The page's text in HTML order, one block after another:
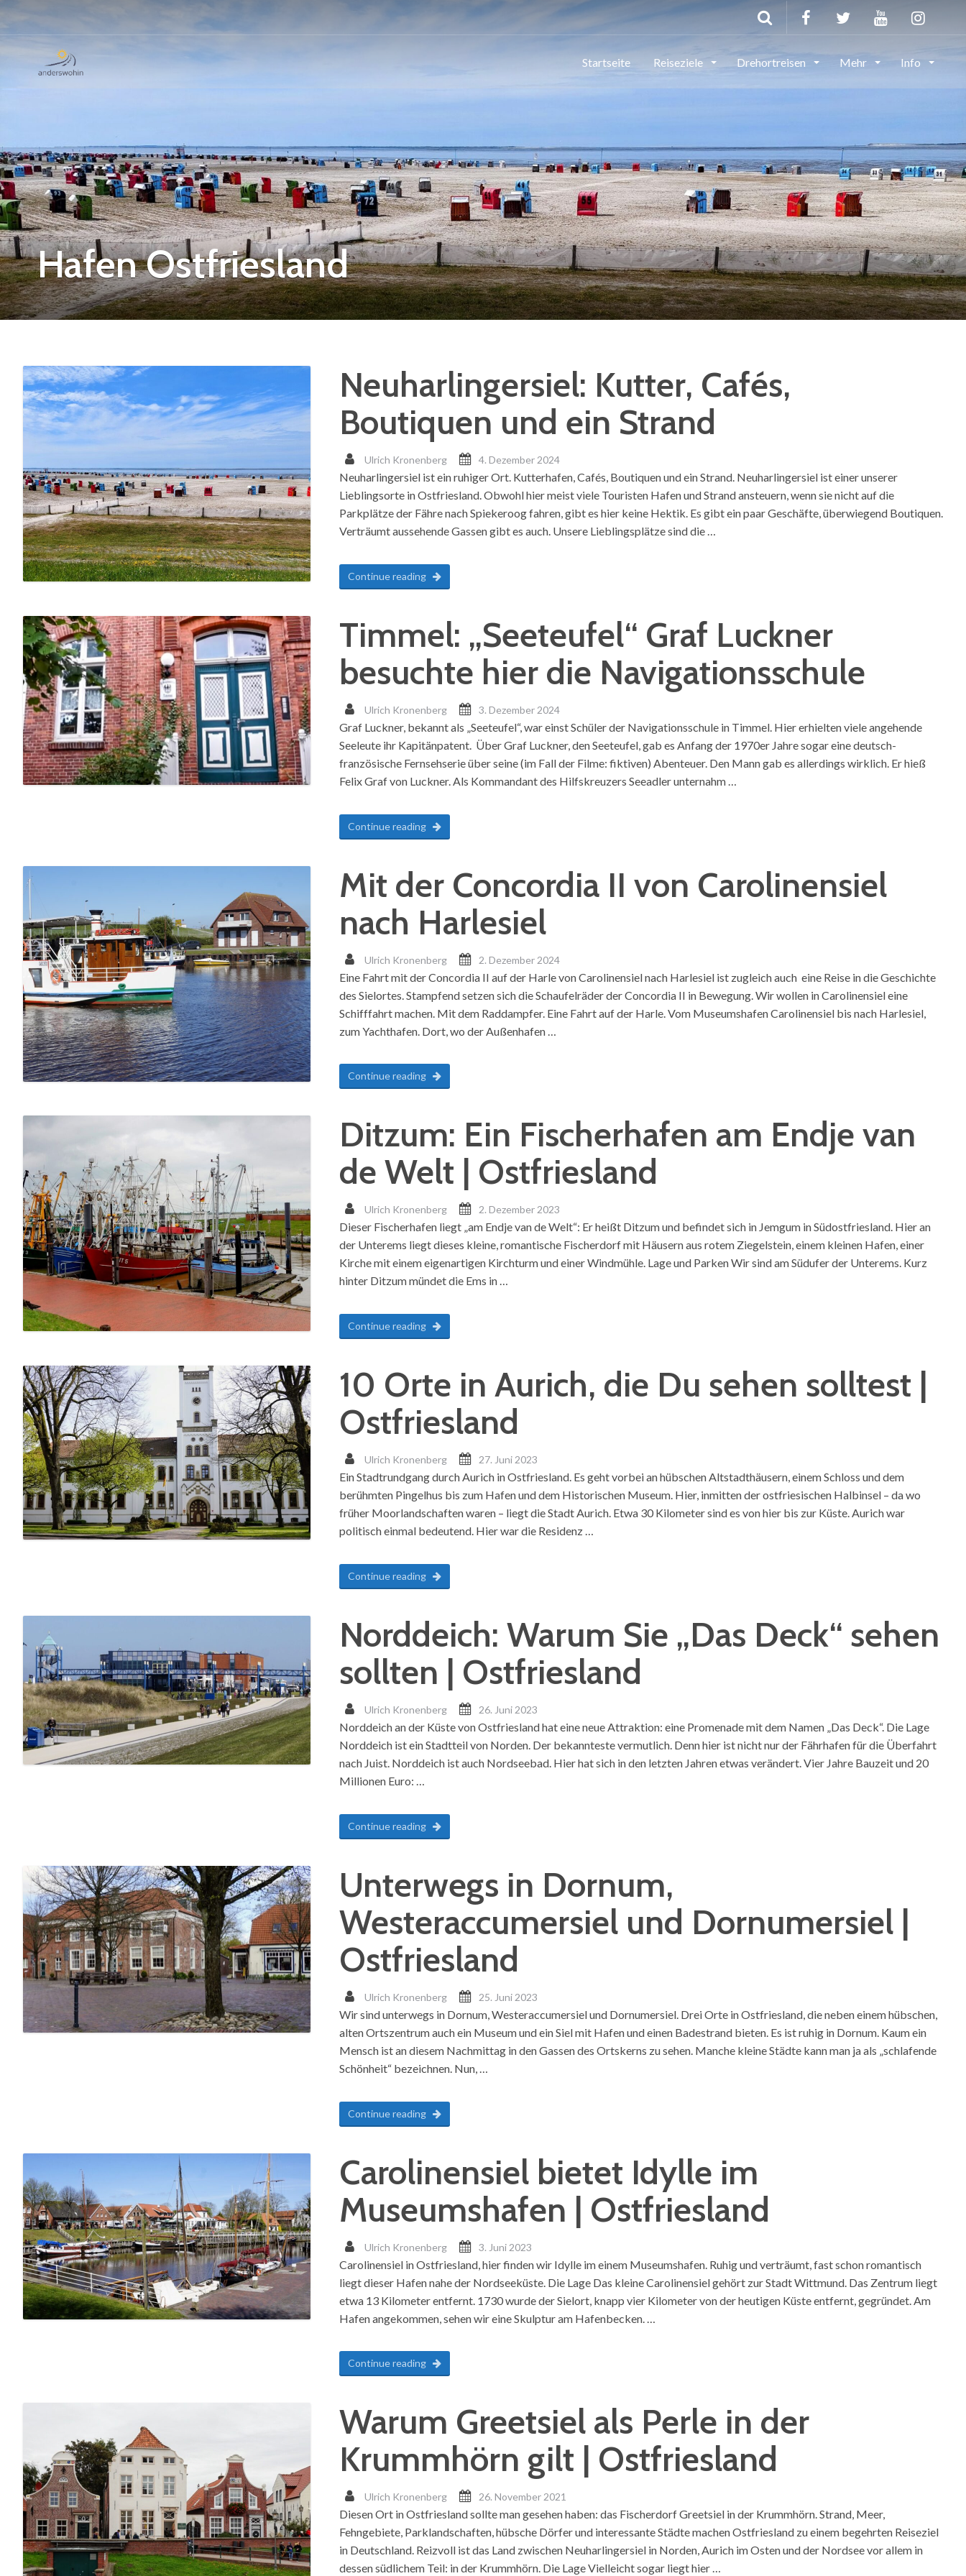
Startseite Reiseziele Drehortreisen Mehr Info
Hafen Ostfriesland
Neuharlingersiel: Kutter, Cafés,
Boutiquen und ein Strand
Ulrich Kronenberg 4. Dezember 2024
Neuharlingersiel ist ein ruhiger Ort. Kutterhafen, Cafés, Boutiquen und ein Strand. Neuharlingersiel ist einer unserer
Lieblingsorte in Ostfriesland. Obwohl hier meist viele Touristen Hafen und Strand ansteuern, wenn sie nicht auf die
Parkplätze der Fähre nach Spiekeroog fahren, gibt es hier keine Hektik. Es gibt ein paar Geschäfte, überwiegend Boutiquen.
Verträumt aussehende Gassen gibt es auch. Unsere Lieblingsplätze sind die …
Continue reading
Timmel: „Seeteufel“ Graf Luckner
besuchte hier die Navigationsschule
Ulrich Kronenberg 3. Dezember 2024
Graf Luckner, bekannt als „Seeteufel“, war einst Schüler der Navigationsschule in Timmel. Hier erhielten viele angehende
Seeleute ihr Kapitänpatent. Über Graf Luckner, den Seeteufel, gab es Anfang der 1970er Jahre sogar eine deutsch-
französische Fernsehserie über seine (im Fall der Filme: fiktiven) Abenteuer. Den Mann gab es allerdings wirklich. Er hieß
Felix Graf von Luckner. Als Kommandant des Hilfskreuzers Seeadler unternahm …
Continue reading
Mit der Concordia II von Carolinensiel
nach Harlesiel
Ulrich Kronenberg 2. Dezember 2024
Eine Fahrt mit der Concordia II auf der Harle von Carolinensiel nach Harlesiel ist zugleich auch eine Reise in die Geschichte
des Sielortes. Stampfend setzen sich die Schaufelräder der Concordia II in Bewegung. Wir wollen in Carolinensiel eine
Schifffahrt machen. Mit dem Raddampfer. Eine Fahrt auf der Harle. Vom Museumshafen Carolinensiel bis nach Harlesiel,
zum Yachthafen. Dort, wo der Außenhafen …
Continue reading
Ditzum: Ein Fischerhafen am Endje van
de Welt | Ostfriesland
Ulrich Kronenberg 2. Dezember 2023
Dieser Fischerhafen liegt „am Endje van de Welt“: Er heißt Ditzum und befindet sich in Jemgum in Südostfriesland. Hier an
der Unterems liegt dieses kleine, romantische Fischerdorf mit Häusern aus rotem Ziegelstein, einem kleinen Hafen, einer
Kirche mit einem eigenartigen Kirchturm und einer Windmühle. Lage und Parken Wir sind am Südufer der Unterems. Kurz
hinter Ditzum mündet die Ems in …
Continue reading
10 Orte in Aurich, die Du sehen solltest |
Ostfriesland
Ulrich Kronenberg 27. Juni 2023
Ein Stadtrundgang durch Aurich in Ostfriesland. Es geht vorbei an hübschen Altstadthäusern, einem Schloss und dem
berühmten Pingelhus bis zum Hafen und dem Historischen Museum. Hier, inmitten der ostfriesischen Halbinsel – da wo
früher Moorlandschaften waren – liegt die Stadt Aurich. Etwa 30 Kilometer sind es von hier bis zur Küste. Aurich war
politisch einmal bedeutend. Hier war die Residenz …
Continue reading
Norddeich: Warum Sie „Das Deck“ sehen
sollten | Ostfriesland
Ulrich Kronenberg 26. Juni 2023
Norddeich an der Küste von Ostfriesland hat eine neue Attraktion: eine Promenade mit dem Namen „Das Deck“. Die Lage
Norddeich ist ein Stadtteil von Norden. Der bekannteste vermutlich. Denn hier ist nicht nur der Fährhafen für die Überfahrt
nach Juist. Norddeich ist auch Nordseebad. Hier hat sich in den letzten Jahren etwas verändert. Vier Jahre Bauzeit und 20
Millionen Euro: …
Continue reading
Unterwegs in Dornum,
Westeraccumersiel und Dornumersiel |
Ostfriesland
Ulrich Kronenberg 25. Juni 2023
Wir sind unterwegs in Dornum, Westeraccumersiel und Dornumersiel. Drei Orte in Ostfriesland, die neben einem hübschen,
alten Ortszentrum auch ein Museum und ein Siel mit Hafen und einen Badestrand bieten. Es ist ruhig in Dornum. Kaum ein
Mensch ist an diesem Nachmittag in den Gassen des Ortskerns zu sehen. Manche kleine Städte kann man ja als „schlafende
Schönheit“ bezeichnen. Nun, …
Continue reading
Carolinensiel bietet Idylle im
Museumshafen | Ostfriesland
Ulrich Kronenberg 3. Juni 2023
Carolinensiel in Ostfriesland, hier finden wir Idylle im einem Museumshafen. Ruhig und verträumt, fast schon romantisch
liegt dieser Hafen nahe der Nordseeküste. Die Lage Das kleine Carolinensiel gehört zur Stadt Wittmund. Das Zentrum liegt
etwa 13 Kilometer entfernt. 1730 wurde der Sielort, knapp vier Kilometer von der heutigen Küste entfernt, gegründet. Am
Hafen angekommen, sehen wir eine Skulptur am Hafenbecken. …
Continue reading
Warum Greetsiel als Perle in der
Krummhörn gilt | Ostfriesland
Ulrich Kronenberg 26. November 2021
Diesen Ort in Ostfriesland sollte man gesehen haben: das Fischerdorf Greetsiel in der Krummhörn. Strand, Meer,
Fehngebiete, Parklandschaften, hübsche Dörfer und interessante Städte machen Ostfriesland zu einem begehrten Reiseziel
in Deutschland. Reizvoll ist das Land zwischen Neuharlingersiel in Norden, Aurich im Osten und der Nordsee vor allem in
dessen südlichem Teil: in der Krummhörn. Die Lage Vielleicht sogar liegt hier …